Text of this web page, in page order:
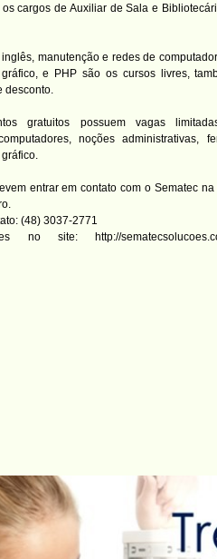
cargos de Auxiliar de Sala e
inglês, manutenção e redes de
e PHP são os cursos livres,
desconto.
gratuitos possuem vagas
noções administrativas,
entrar em contato com o Sematec
(48) 3037-2771
no site: http://